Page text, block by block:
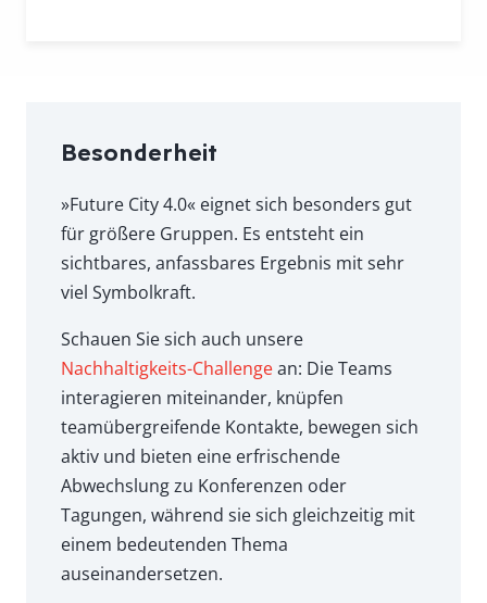
Besonderheit
»Future City 4.0« eignet sich besonders gut
für größere Gruppen. Es entsteht ein
sichtbares, anfassbares Ergebnis mit sehr
viel Symbolkraft.
Schauen Sie sich auch unsere
Nachhaltigkeits-Challengean: Die Teams
interagieren miteinander, knüpfen
teamübergreifende Kontakte, bewegen sich
aktiv und bieten eine erfrischende
Abwechslung zu Konferenzen oder
Tagungen, während sie sich gleichzeitig mit
einem bedeutenden Thema
auseinandersetzen.